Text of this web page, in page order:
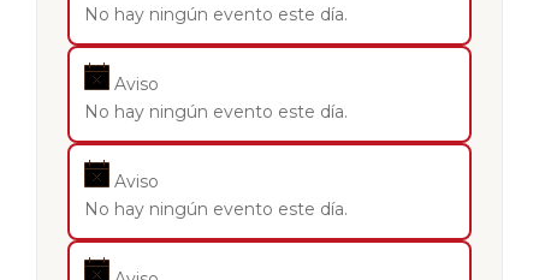
No hay ningún evento este día.
Aviso
No hay ningún evento este día.
Aviso
No hay ningún evento este día.